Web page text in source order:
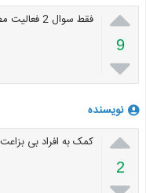

9

فقط سوال 2 فعالیت مطالعات هشتم صفحه 7
نویسنده

2
کمک به افراد بی بزاعت